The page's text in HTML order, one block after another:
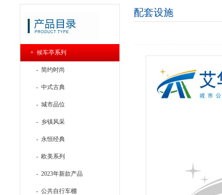
+ 候车亭系列
- 简约时尚
- 中式古典
- 城市品位
- 乡镇风采
- 永恒经典
- 欧美系列
- 2023年新款产品
- 公共自行车棚
配套设施